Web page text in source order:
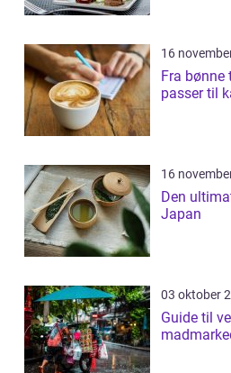
16
Fra bønne
passer til
16
Den
Japan
03 oktober
Guide til